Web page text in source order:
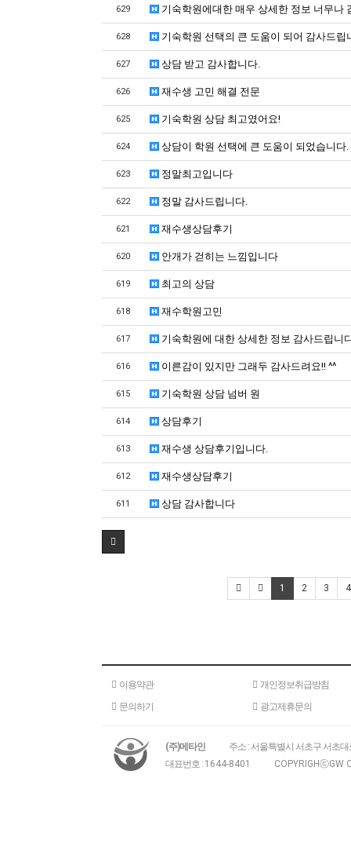
629 기숙학원에대한 매우 상세한 정보 너무나
628 기숙학원 선택의 큰 도움이 되어 감사드립
627 상담 받고 감사합니다.
626 재수생 고민 해결 전문
625 기숙학원 상담 최고였어요!
624 상담이 학원 선택에 큰 도움이 되었습니다.
623 정말최고입니다
622 정말 감사드립니다.
621 재수생상담후기
620 안개가 걷히는 느낌입니다
619 최고의 상담
618 재수학원고민
617 기숙학원에 대한 상세한 정보 감사드립니
616 이른감이 있지만 그래두 감사드려요!! ^^
615 기숙학원 상담 넘버 원
614 상담후기
613 재수생 상담후기입니다.
612 재수생상담후기
611 상담 감사합니다
1 2 3 4
이용약관
개인정보취급방침
문의하기
광고제휴문의
(주)메타인
주소 : 서울특별시 서초구 서초대
대표번호 : 1644-8401 COPYRIGHⓒGW